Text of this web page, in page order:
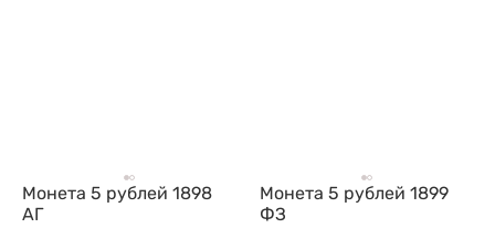
Монета 5 рублей 1898
АГ
Монета 5 рублей 1899
ФЗ